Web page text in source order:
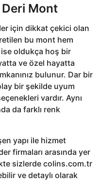
Deri Mont
için dikkat çekici olan
bu mont hem
oldukça hoş bir
ve özel hayatta
bulunur. Dar bir
bir şekilde uyum
vardır. Aynı
da farklı renk
yapı ile hizmet
firmaları arasında yer
sizlerde colins.com.tr
ve detaylı olarak